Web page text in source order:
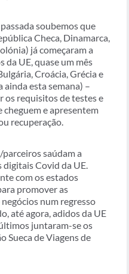
soubemos que
Checa, Dinamarca,
já começaram a
UE, quase um mês
Croácia, Grécia e
ainda esta semana) –
os requisitos de testes e
e apresentem
recuperação.
saúdam a
Covid da UE.
com os estados
promover as
num regresso
até agora, adidos da UE
juntaram-se os
Sueca de Viagens de